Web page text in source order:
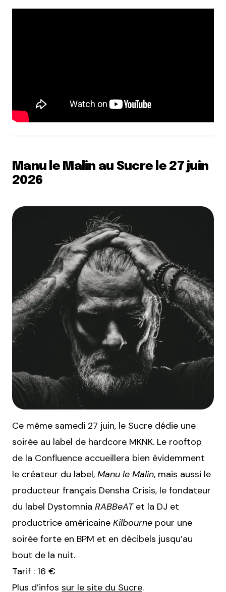
Manu le Malin au Sucre le 27 juin
2026
Ce même samedi 27 juin, le Sucre dédie une
soirée au label de hardcore MKNK. Le rooftop
de la Confluence accueillera bien évidemment
le créateur du label, Manu le Malin, mais aussi le
producteur français Densha Crisis, le fondateur
du label Dystomnia RABBeATet la DJ et
productrice américaine Kilbourne pour une
soirée forte en BPM et en décibels jusqu’au
bout de la nuit.
Tarif : 16 €
Plus d’infos sur le site du Sucre.